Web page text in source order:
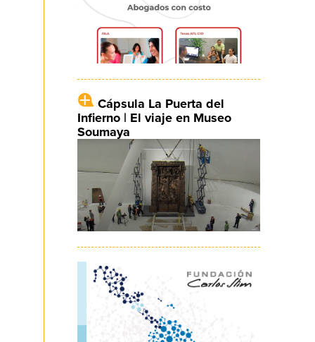
Cápsula La Puerta del
Infierno | El viaje en Museo
Soumaya